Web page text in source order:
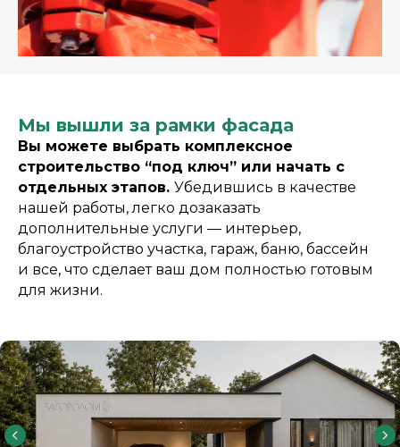
Мы вышли за рамки фасада
Вы можете выбрать комплексное
строительство “под ключ” или начать с
отдельных этапов. Убедившись в качестве
нашей работы, легко дозаказать
дополнительные услуги — интерьер,
благоустройство участка, гараж, баню, бассейн
и все, что сделает ваш дом полностью готовым
для жизни.